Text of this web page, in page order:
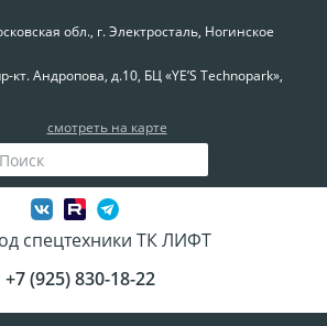
обл., г. Электросталь, Ногинское
кт. Андропова, д.10, БЦ «YE’S Technopark»,
смотреть на карте
+7 (925) 830-18-22